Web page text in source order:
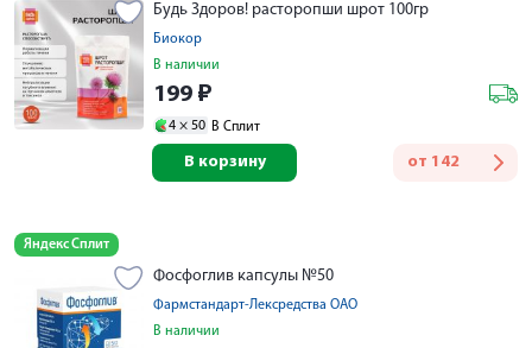
Будь Здоров! расторопши шрот 100гр
Биокор
В наличии
199 ₽
4 × 50 В Сплит
от 142
В корзину
Яндекс Сплит
Фосфоглив капсулы №50
Фармстандарт-Лексредства ОАО
В наличии